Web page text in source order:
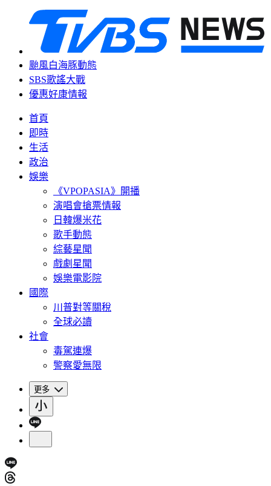
颱風白海豚動態
SBS歌謠大戰
優惠好康情報
首頁
即時
生活
政治
娛樂
《VPOPASIA》開播
演唱會搶票情報
日韓爆米花
歌手動態
綜藝星聞
戲劇星聞
娛樂電影院
國際
川普對等關稅
全球必讀
社會
毒駕連爆
警察愛無限
更多